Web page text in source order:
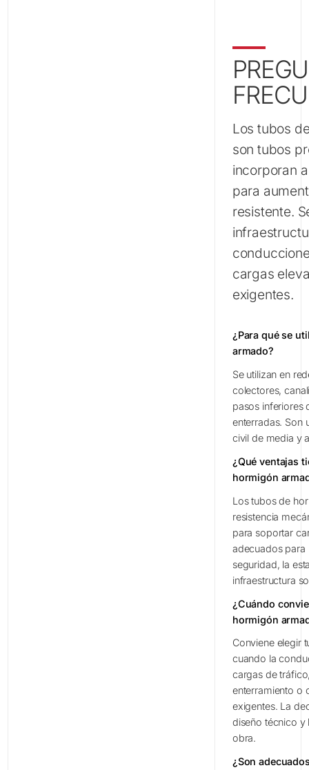
Los tubos
son tubos
incorporan
para
resistente.
cargas
exigentes.
¿Para qué se
armado?
Se utilizan en
colectores,
pasos inferiores
enterradas. Son
civil de media y
¿Qué ventajas
hormigón
Los tubos de
resistencia
para soportar
adecuados
seguridad, la
infraestructura
¿Cuándo
hormigón
Conviene elegir
cuando la
cargas de
enterramiento o
exigentes. La
diseño técnico y
obra.
¿Son